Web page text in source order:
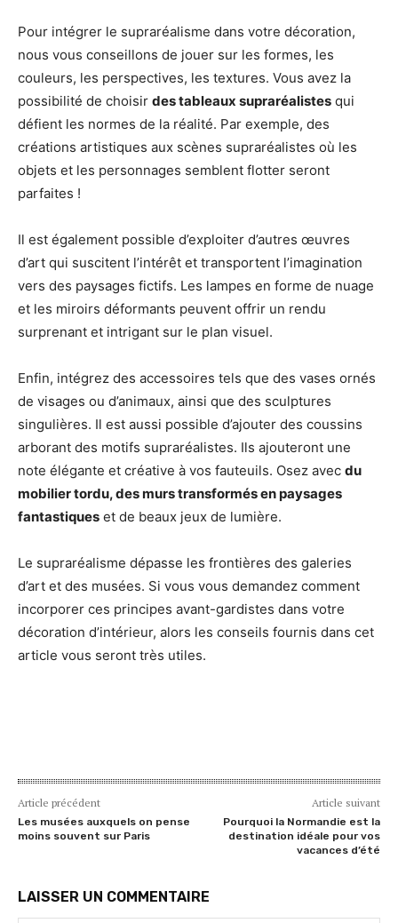
Pour intégrer le supraréalisme dans votre décoration,
nous vous conseillons de jouer sur les formes, les
couleurs, les perspectives, les textures. Vous avez la
possibilité de choisir des tableaux supraréalistes qui
défient les normes de la réalité. Par exemple, des
créations artistiques aux scènes supraréalistes où les
objets et les personnages semblent flotter seront
parfaites !
Il est également possible d’exploiter d’autres œuvres
d’art qui suscitent l’intérêt et transportent l’imagination
vers des paysages fictifs. Les lampes en forme de nuage
et les miroirs déformants peuvent offrir un rendu
surprenant et intrigant sur le plan visuel.
Enfin, intégrez des accessoires tels que des vases ornés
de visages ou d’animaux, ainsi que des sculptures
singulières. Il est aussi possible d’ajouter des coussins
arborant des motifs supraréalistes. Ils ajouteront une
note élégante et créative à vos fauteuils. Osez avec du
mobilier tordu, des murs transformés en paysages
fantastiques et de beaux jeux de lumière.
Le supraréalisme dépasse les frontières des galeries
d’art et des musées. Si vous vous demandez comment
incorporer ces principes avant-gardistes dans votre
décoration d’intérieur, alors les conseils fournis dans cet
article vous seront très utiles.
Article précédent
Les musées auxquels on pense
moins souvent sur Paris
Article suivant
Pourquoi la Normandie est la
destination idéale pour vos
vacances d’été
LAISSER UN COMMENTAIRE